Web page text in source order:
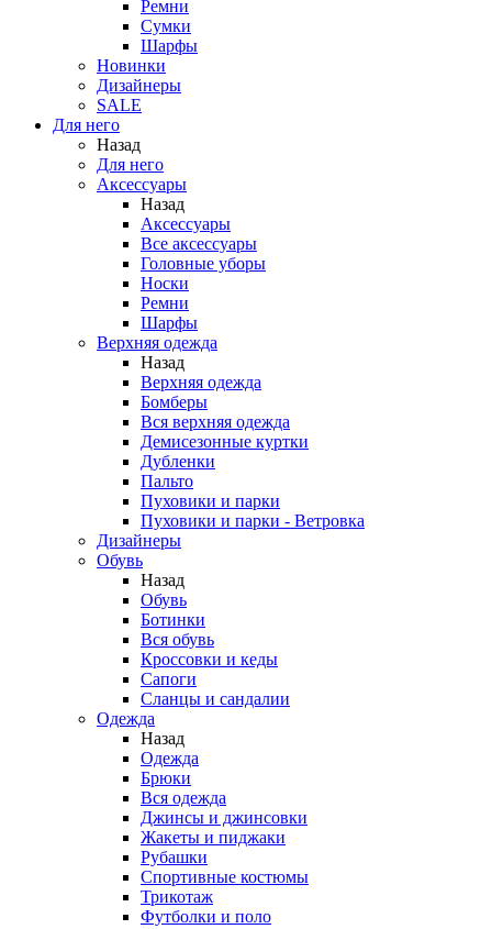
Ремни
Сумки
Шарфы
Новинки
Дизайнеры
SALE
Для него
Назад
Для него
Аксессуары
Назад
Аксессуары
Все аксессуары
Головные уборы
Носки
Ремни
Шарфы
Верхняя одежда
Назад
Верхняя одежда
Бомберы
Вся верхняя одежда
Демисезонные куртки
Дубленки
Пальто
Пуховики и парки
Пуховики и парки - Ветровка
Дизайнеры
Обувь
Назад
Обувь
Ботинки
Вся обувь
Кроссовки и кеды
Сапоги
Сланцы и сандалии
Одежда
Назад
Одежда
Брюки
Вся одежда
Джинсы и джинсовки
Жакеты и пиджаки
Рубашки
Спортивные костюмы
Трикотаж
Футболки и поло